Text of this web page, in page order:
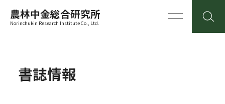
農林中金総合研究所
Norinchukin Research Institute Co., Ltd.
書誌情報